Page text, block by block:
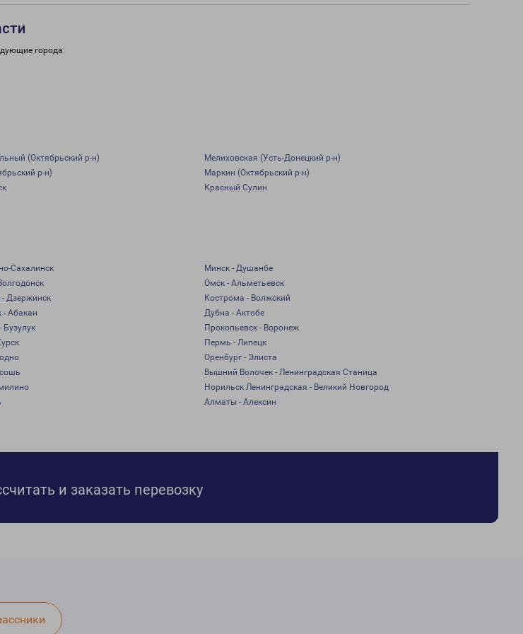
города:
(Октябрьский р-н)
Мелиховская (Усть-Донецкий р-н)
р-н)
Маркин (Октябрьский р-н)
Красный Сулин
Сахалинск
Минск - Душанбе
Омск - Альметьевск
Дзержинск
Кострома - Волжский
- Абакан
Дубна - Актобе
Бузулук
Прокопьевск - Воронеж
Пермь - Липецк
Оренбург - Элиста
Вышний Волочек - Ленинградская Станица
Норильск Ленинградская - Великий Новгород
Алматы - Алексин
и заказать перевозку